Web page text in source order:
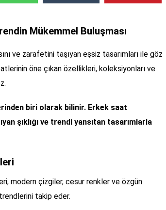
Mükemmel Buluşması
ve zarafetini taşıyan eşsiz tasarımları ile göz
öne çıkan özellikleri, koleksiyonları ve
biri olarak bilinir. Erkek saat
şıklığı ve trendi yansıtan tasarımlarla
modern çizgiler, cesur renkler ve özgün
takip eder.